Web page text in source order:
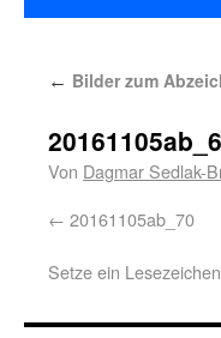
← Bilder zum
Von Dagmar Sedlak-
20161105ab_70
Setze ein